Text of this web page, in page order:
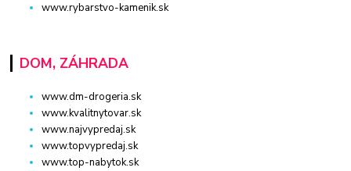
www.rybarstvo-kamenik.sk
DOM, ZÁHRADA
www.dm-drogeria.sk
www.kvalitnytovar.sk
www.najvypredaj.sk
www.topvypredaj.sk
www.top-nabytok.sk